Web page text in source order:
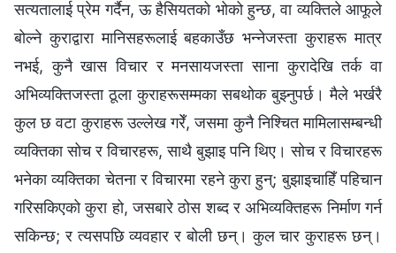
सत्यतालाई प्रेम गर्दैन, ऊ हैसियतको भोको हुन्छ, वा व्यक्तिले आफूले
बोल्ने कुराद्वारा मानिसहरूलाई बहकाउँछ भन्नेजस्ता कुराहरू मात्र
नभई, कुनै खास विचार र मनसायजस्ता साना कुरादेखि तर्क वा
अभिव्यक्तिजस्ता ठूला कुराहरूसम्मका सबथोक बुझ्नुपर्छ। मैले भर्खरै
कुल छ वटा कुराहरू उल्लेख गरेँ, जसमा कुनै निश्‍चित मामिलासम्बन्धी
व्यक्तिका सोच र विचारहरू, साथै बुझाइ पनि थिए। सोच र विचारहरू
भनेका व्यक्तिका चेतना र विचारमा रहने कुरा हुन्; बुझाइचाहिँ पहिचान
गरिसकिएको कुरा हो, जसबारे ठोस शब्द र अभिव्यक्तिहरू निर्माण गर्न
सकिन्छ; र त्यसपछि व्यवहार र बोली छन्। कुल चार कुराहरू छन्।